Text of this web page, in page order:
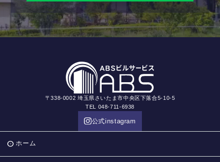
〒338-0002 埼玉県さいたま市中央区下落合5-10-5
TEL 048-711-6938
公式instagram
ホーム